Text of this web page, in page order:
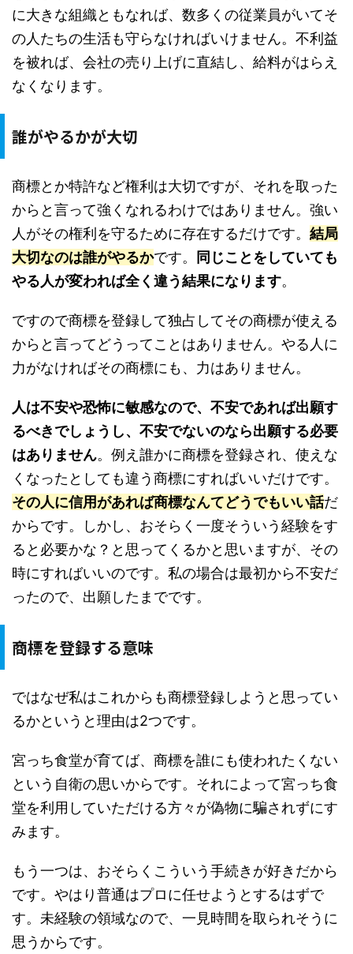
に大きな組織ともなれば、数多くの従業員がいてそ
の人たちの生活も守らなければいけません。不利益
を被れば、会社の売り上げに直結し、給料がはらえ
なくなります。
誰がやるかが大切
商標とか特許など権利は大切ですが、それを取った
からと言って強くなれるわけではありません。強い
人がその権利を守るために存在するだけです。 結局
大切なのは誰がやるかです。
同じことをしていても
やる人が変われば全く違う結果になります。
ですので商標を登録して独占してその商標が使える
からと言ってどうってことはありません。やる人に
力がなければその商標にも、力はありません。
人は不安や恐怖に敏感なので、不安であれば出願す
るべきでしょうし、不安でないのなら出願する必要
はありません。例え誰かに商標を登録され、使えな
くなったとしても違う商標にすればいいだけです。
その人に信用があれば商標なんてどうでもいい話だ
からです。しかし、おそらく一度そういう経験をす
ると必要かな？と思ってくるかと思いますが、その
時にすればいいのです。私の場合は最初から不安だ
ったので、出願したまでです。
商標を登録する意味
ではなぜ私はこれからも商標登録しようと思ってい
るかというと理由は2つです。
宮っち食堂が育てば、商標を誰にも使われたくない
という自衛の思いからです。それによって宮っち食
堂を利用していただける方々が偽物に騙されずにす
みます。
もう一つは、おそらくこういう手続きが好きだから
です。やはり普通はプロに任せようとするはずで
す。未経験の領域なので、一見時間を取られそうに
思うからです。